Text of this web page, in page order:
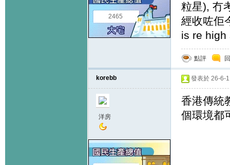
2465
粒星), 冇
經收咗佢
is re high
點評
korebb
洋房
發表於 26-6-
香港傳統
個環境都